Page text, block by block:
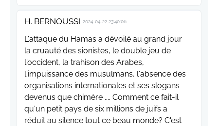
H. BERNOUSSI 2024-04-22 23:40:06
L'attaque du Hamas a dévoilé au grand jour
la cruauté des sionistes, le double jeu de
l'occident, la trahison des Arabes,
l'impuissance des musulmans, l'absence des
organisations internationales et ses slogans
devenus que chimère .... Comment ce fait-il
qu'un petit pays de six millions de juifs a
réduit au silence tout ce beau monde? C'est